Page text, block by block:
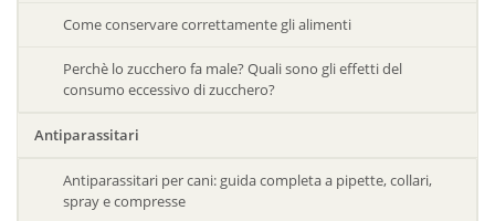
Come conservare correttamente gli alimenti
Perchè lo zucchero fa male? Quali sono gli effetti del
consumo eccessivo di zucchero?
Antiparassitari
Antiparassitari per cani: guida completa a pipette, collari,
spray e compresse